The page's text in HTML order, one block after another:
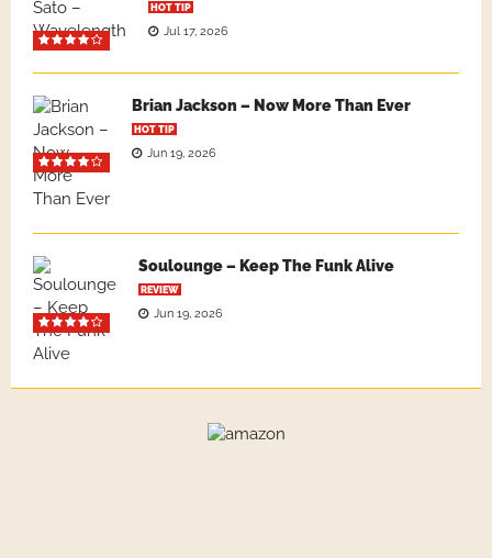
HOT TIP
Jul 17, 2026
Brian Jackson – Now More Than Ever
HOT TIP
Jun 19, 2026
Soulounge – Keep The Funk Alive
REVIEW
Jun 19, 2026